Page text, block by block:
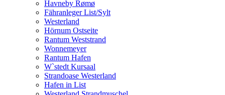
Havneby Rømø
Fähranleger List/Sylt
Westerland
Hörnum Ostseite
Rantum Weststrand
Wonnemeyer
Rantum Hafen
W`stedt Kursaal
Strandoase Westerland
Hafen in List